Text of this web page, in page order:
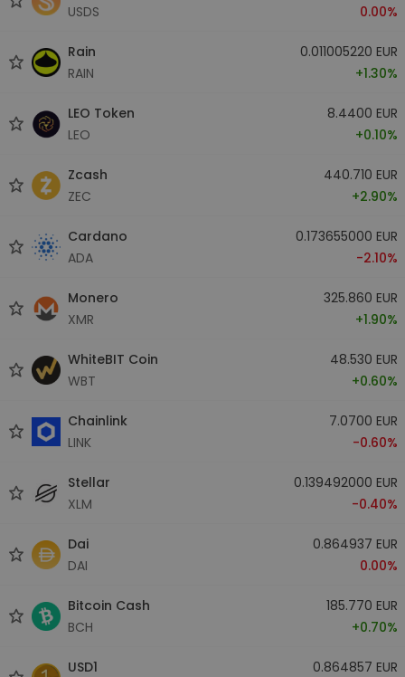
USDS
0.00%
Rain
RAIN
0.011005220 EUR
+1.30%
LEO Token
LEO
8.4400 EUR
+0.10%
Zcash
ZEC
440.710 EUR
+2.90%
Cardano
ADA
0.173655000 EUR
-2.10%
Monero
XMR
325.860 EUR
+1.90%
WhiteBIT Coin
WBT
48.530 EUR
+0.60%
Chainlink
LINK
7.0700 EUR
-0.60%
Stellar
XLM
0.139492000 EUR
-0.40%
Dai
DAI
0.864937 EUR
0.00%
Bitcoin Cash
BCH
185.770 EUR
+0.70%
USD1
0.864857 EUR